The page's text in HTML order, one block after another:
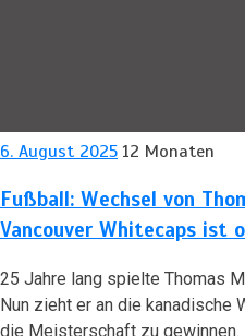
6. August 2025 12 Monaten
Fußball: Wechsel von
Vancouver Whitecaps ist
25 Jahre lang spielte Thomas
Nun zieht er an die kanadische
die Meisterschaft zu gewinnen.